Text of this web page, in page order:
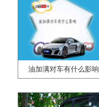
油加满对车有什么影响